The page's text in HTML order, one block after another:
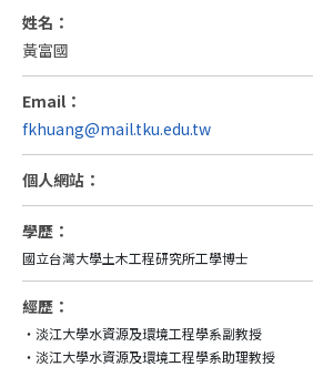
姓名：
黃富國
Email：
fkhuang@mail.tku.edu.tw
個人網站：
學歷：
國立台灣大學土木工程研究所工學博士
經歷：
‧淡江大學水資源及環境工程學系副教授
‧淡江大學水資源及環境工程學系助理教授